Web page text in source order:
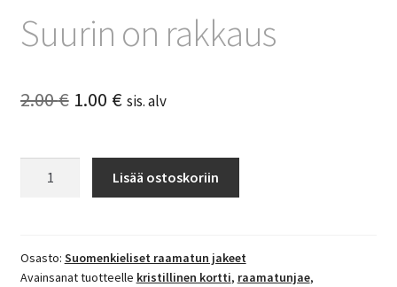
Suurin on rakkaus
2.00€ Alkuperäinen
oli:
2.00 €.
1.00 €Nykyinen
on:
1.00 €.
sis. alv
Lisää ostoskoriin
Osasto: Suomenkieliset raamatun jakeet
Avainsanat tuotteelle kristillinen kortti, raamatunjae,